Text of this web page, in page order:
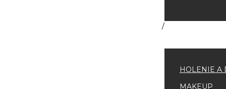
HOLENIE A
MAKEUP